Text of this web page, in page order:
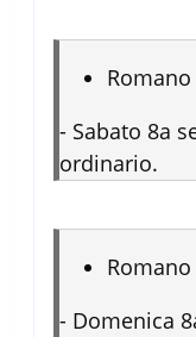
Romano
- Sabato 8a
ordinario.
Romano
- Domenica